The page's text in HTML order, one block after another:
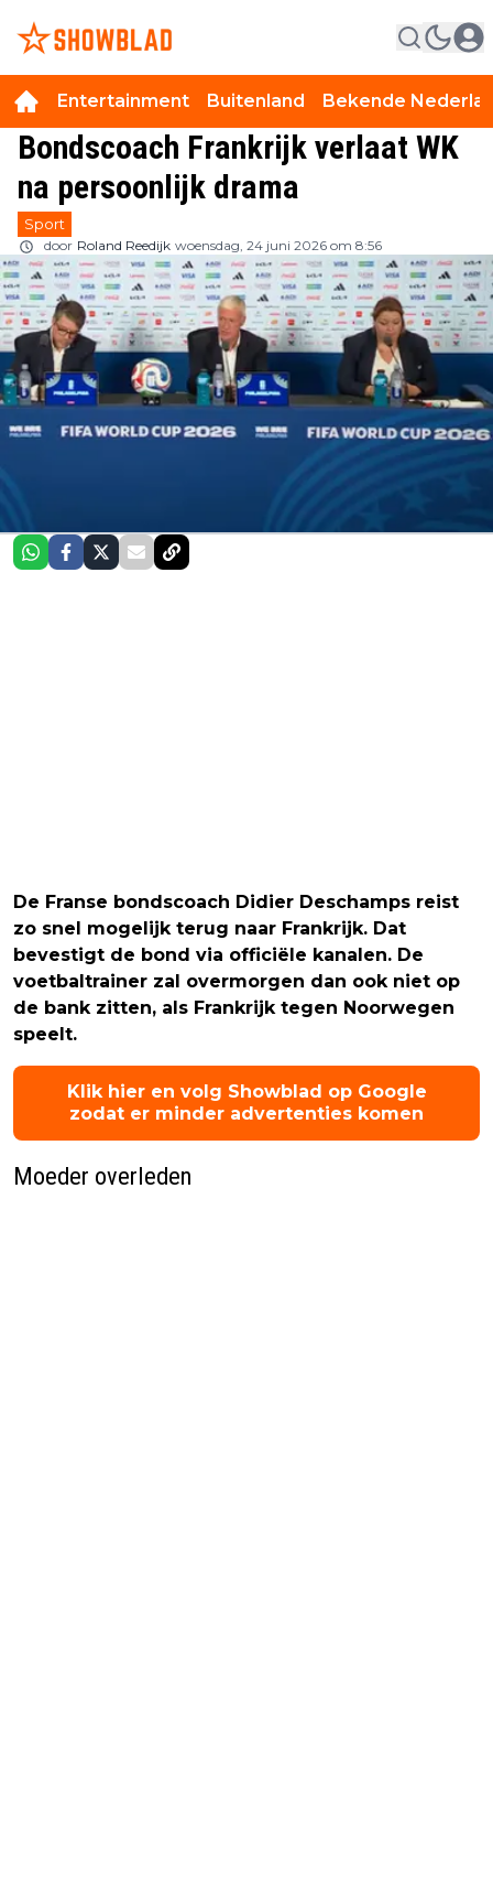
Entertainment Buitenland Bekende
Bondscoach Frankrijk verlaat WK
na persoonlijk drama
Sport
door Roland Reedijk woensdag, 24 juni 2026 om 8:56
De Franse bondscoach Didier Deschamps reist
zo snel mogelijk terug naar Frankrijk. Dat
bevestigt de bond via officiële kanalen. De
voetbaltrainer zal overmorgen dan ook niet op
de bank zitten, als Frankrijk tegen Noorwegen
speelt.
Klik hier en volg Showblad op Google
zodat er minder advertenties komen
Moeder overleden